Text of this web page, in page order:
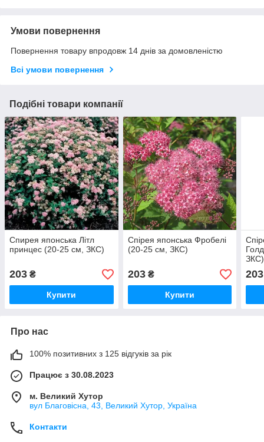
Умови повернення
Повернення товару впродовж 14 днів за домовленістю
Всі умови повернення
Подібні товари компанії
Спирея японська Літл
принцес (20-25 см, ЗКС)
203 ₴
Купити
Спірея японська Фробелі
(20-25 см, ЗКС)
203₴
Купити
ЗКС)
203
Про нас
100% позитивних з 125 відгуків за рік
Працює з 30.08.2023
м. Великий Хутор
вул Благовісна, 43, Великий Хутор, Україна
Контакти